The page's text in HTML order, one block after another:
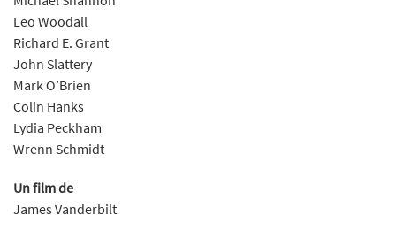
Leo Woodall
Richard E. Grant
John Slattery
Mark O’Brien
Colin Hanks
Lydia Peckham
Wrenn Schmidt
Un film de
James Vanderbilt